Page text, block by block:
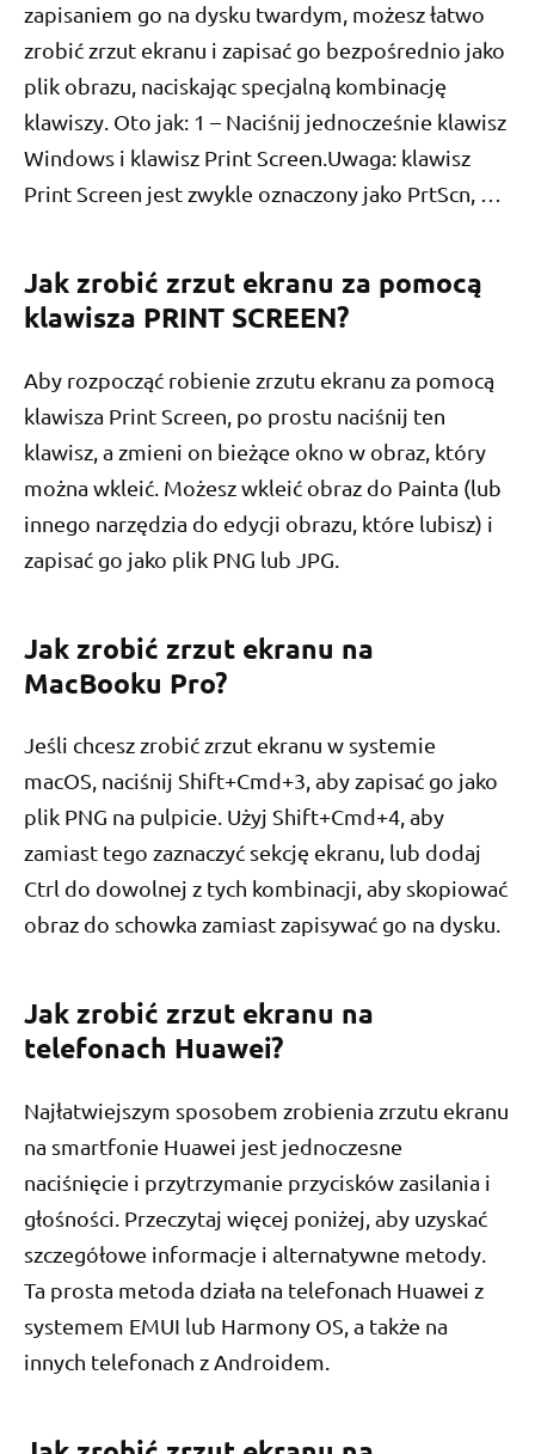
zapisaniem go na dysku twardym, możesz łatwo
zrobić zrzut ekranu i zapisać go bezpośrednio jako
plik obrazu, naciskając specjalną kombinację
klawiszy. Oto jak: 1 – Naciśnij jednocześnie klawisz
Windows i klawisz Print Screen.Uwaga: klawisz
Print Screen jest zwykle oznaczony jako PrtScn, …
Jak zrobić zrzut ekranu za pomocą
klawisza PRINT SCREEN?
Aby rozpocząć robienie zrzutu ekranu za pomocą
klawisza Print Screen, po prostu naciśnij ten
klawisz, a zmieni on bieżące okno w obraz, który
można wkleić. Możesz wkleić obraz do Painta (lub
innego narzędzia do edycji obrazu, które lubisz) i
zapisać go jako plik PNG lub JPG.
Jak zrobić zrzut ekranu na
MacBooku Pro?
Jeśli chcesz zrobić zrzut ekranu w systemie
macOS, naciśnij Shift+Cmd+3, aby zapisać go jako
plik PNG na pulpicie. Użyj Shift+Cmd+4, aby
zamiast tego zaznaczyć sekcję ekranu, lub dodaj
Ctrl do dowolnej z tych kombinacji, aby skopiować
obraz do schowka zamiast zapisywać go na dysku.
Jak zrobić zrzut ekranu na
telefonach Huawei?
Najłatwiejszym sposobem zrobienia zrzutu ekranu
na smartfonie Huawei jest jednoczesne
naciśnięcie i przytrzymanie przycisków zasilania i
głośności. Przeczytaj więcej poniżej, aby uzyskać
szczegółowe informacje i alternatywne metody.
Ta prosta metoda działa na telefonach Huawei z
systemem EMUI lub Harmony OS, a także na
innych telefonach z Androidem.